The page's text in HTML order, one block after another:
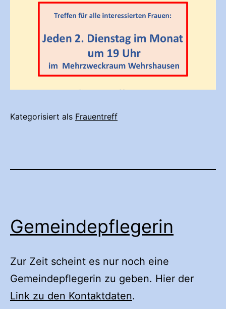
Kategorisiert als Frauentreff
Gemeindepflegerin
Zur Zeit scheint es nur noch eine
Gemeindepflegerin zu geben. Hier der
Link zu den Kontaktdaten.